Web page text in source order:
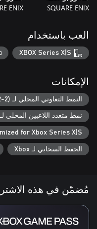
سيؤدي إكمال فعاليات معينة
المختلفة، مثل السماح لك
الوحوش الصغيرة - فطريقة
SQUARE ENIX
ENIX
العب باستخدام
XBOX Series X|S
الإمكانات
النمط التعاوني المحلي لـ Xbox (2-2)
نمط متعدد اللاعبين المحلي لـ Xbox (2-2)
for Xbox Series X|S
الحفظ السحابي لـ Xbox
مُضمّن في هذه